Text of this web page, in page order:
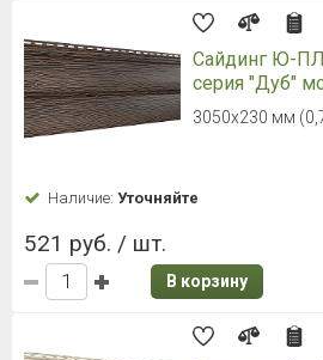
Сайдинг Ю-
серия "Дуб"
3050х230 мм
Наличие: Уточняйте
521 руб. / шт.
В корзину